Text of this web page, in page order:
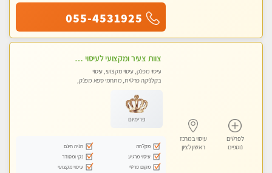
055-4531925
לפרטים
נוספים
עיסוי במרכז
ראשון לציון
צוות צעיר ומקצועי לעיסוי VIP בקליניקה מפוארת באווירה חמה ונעימה מומלץ ביותר! חוויה מפנקת מאוד ... ללא מין !!
עיסוי מפנק, עיסוי מקצועי, עיסוי
בקלניקה פרטית, מתחמי ספא מפנק,
פרימיום
מקלחת
חניה חינם
עיסוי מרגיע
נקי ומסודר
מקום פרטי
עיסוי מקצועי